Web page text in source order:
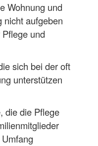
Wohnung und
nicht aufgeben
und
sich bei der oft
unterstützen
die die Pflege